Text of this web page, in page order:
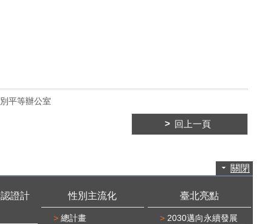
平等辦公室
回上一頁
關閉
證計
性別主流化
總計畫
臺北亮點
2030邁向永續發展